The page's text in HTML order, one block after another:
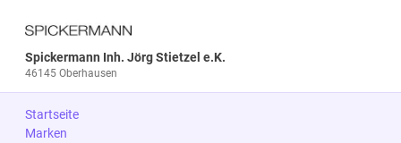
Spickermann Inh. Jörg Stietzel e.K.
46145 Oberhausen
Startseite
Marken